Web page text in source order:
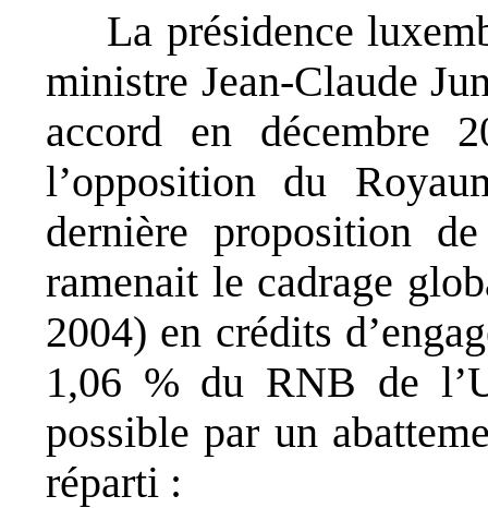
La présidence
ministre Jean-Claude
accord en décembre
l’opposition du
dernière proposition
ramenait le cadrage
2004) en crédits
1,06 % du RNB de
possible par un
réparti :